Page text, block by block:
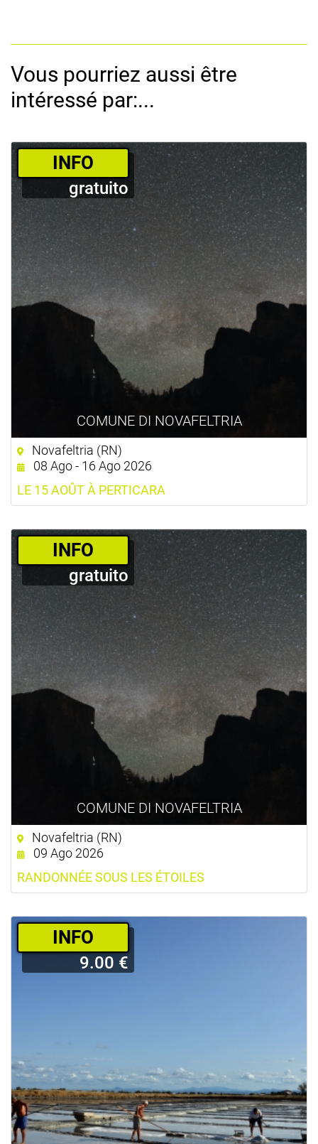
Vous pourriez aussi être
intéressé par:...
COMUNE DI NOVAFELTRIA
­INFO
gratuito
Novafeltria (RN)
08 Ago - 16 Ago 2026
LE 15 AOÛT À PERTICARA
COMUNE DI NOVAFELTRIA
­INFO
gratuito
Novafeltria (RN)
09 Ago 2026
RANDONNÉE SOUS LES ÉTOILES
­INFO
9.00 €